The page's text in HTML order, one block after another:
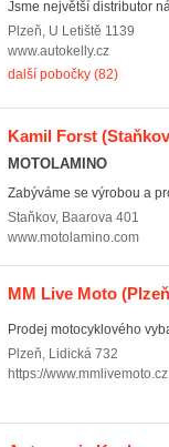
Jsme největší distributor
Plzeň, U Letiště 1139
www.autokelly.cz
další pobočky (82)
Kamil Forst
MOTOLAMINO
Zabýváme se výrobou a
Staňkov, Baarova 401
www.motolamino.com
MM Live Moto
Prodej motocyklového
Plzeň, Lidická 732
https://www.mmlivemoto.cz